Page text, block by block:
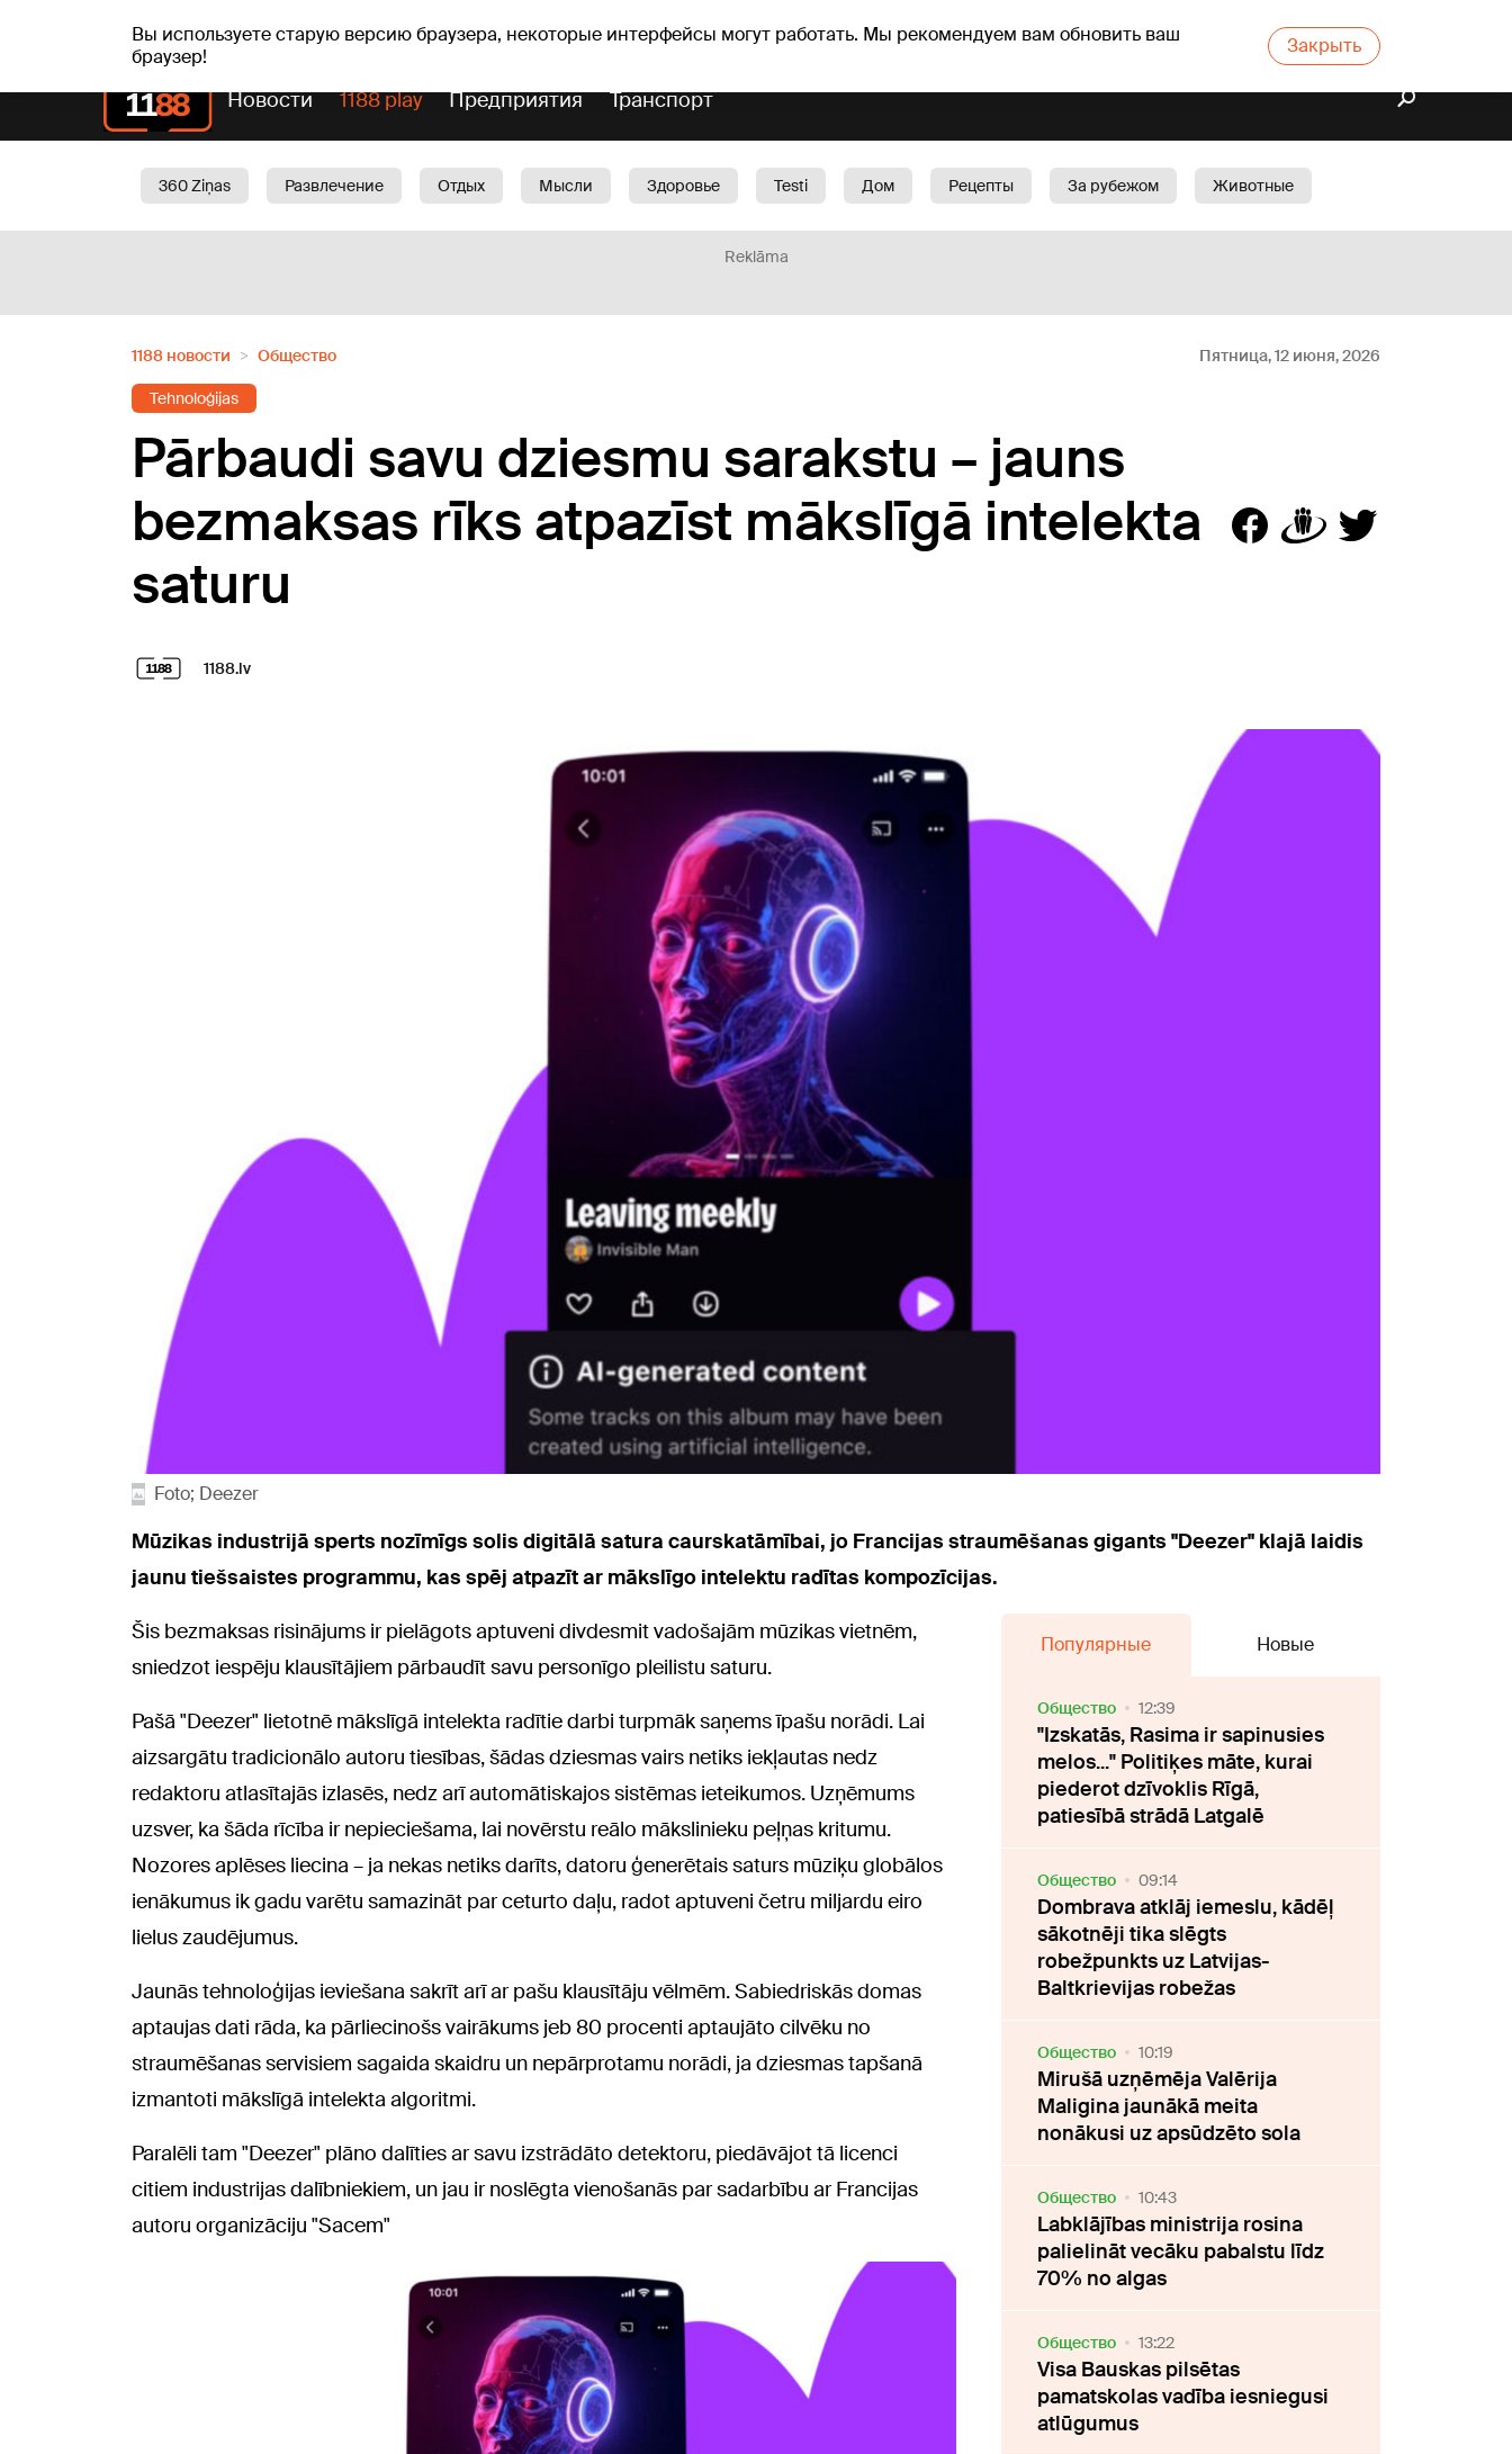
Вы используете старую версию браузера, некоторые интерфейсы могут работать. Мы рекомендуем вам обновить ваш
браузер!
Закрыть
чт, 06.08.2026. +21°C Alfrēds, Fredis, Madars Прогноз погоды Гороскопы
Новости 1188 play Предприятия Транспорт
360 Ziņas Развлечение Отдых Мысли Здоровье Testi Дом Рецепты За рубежом
Животные
Reklāma
1188 новости Oбщество Пятница, 12 июня, 2026
Tehnoloģijas
Pārbaudi savu dziesmu sarakstu – jauns
bezmaksas rīks atpazīst mākslīgā intelekta
saturu
1188.lv
Foto; Deezer
Mūzikas industrijā sperts nozīmīgs solis digitālā satura caurskatāmībai, jo Francijas straumēšanas gigants "Deezer" klajā laidis
jaunu tiešsaistes programmu, kas spēj atpazīt ar mākslīgo intelektu radītas kompozīcijas.
Šis bezmaksas risinājums ir pielāgots aptuveni divdesmit vadošajām mūzikas vietnēm,
sniedzot iespēju klausītājiem pārbaudīt savu personīgo pleilistu saturu.
Pašā "Deezer" lietotnē mākslīgā intelekta radītie darbi turpmāk saņems īpašu norādi. Lai
aizsargātu tradicionālo autoru tiesības, šādas dziesmas vairs netiks iekļautas nedz
redaktoru atlasītajās izlasēs, nedz arī automātiskajos sistēmas ieteikumos. Uzņēmums
uzsver, ka šāda rīcība ir nepieciešama, lai novērstu reālo mākslinieku peļņas kritumu.
Nozores aplēses liecina – ja nekas netiks darīts, datoru ģenerētais saturs mūziķu globālos
ienākumus ik gadu varētu samazināt par ceturto daļu, radot aptuveni četru miljardu eiro
lielus zaudējumus.
Jaunās tehnoloģijas ieviešana sakrīt arī ar pašu klausītāju vēlmēm. Sabiedriskās domas
aptaujas dati rāda, ka pārliecinošs vairākums jeb 80 procenti aptaujāto cilvēku no
straumēšanas servisiem sagaida skaidru un nepārprotamu norādi, ja dziesmas tapšanā
izmantoti mākslīgā intelekta algoritmi.
Paralēli tam "Deezer" plāno dalīties ar savu izstrādāto detektoru, piedāvājot tā licenci
citiem industrijas dalībniekiem, un jau ir noslēgta vienošanās par sadarbību ar Francijas
autoru organizāciju "Sacem"
Популярные Новые
Oбщество 12:39
"Izskatās, Rasima ir sapinusies
melos..." Politiķes māte, kurai
piederot dzīvoklis Rīgā,
patiesībā strādā Latgalē
Oбщество 09:14
Dombrava atklāj iemeslu, kādēļ
sākotnēji tika slēgts
robežpunkts uz Latvijas-
Baltkrievijas robežas
Oбщество 10:19
Mirušā uzņēmēja Valērija
Maligina jaunākā meita
nonākusi uz apsūdzēto sola
Oбщество 10:43
Labklājības ministrija rosina
palielināt vecāku pabalstu līdz
70% no algas
Oбщество 13:22
Visa Bauskas pilsētas
pamatskolas vadība iesniegusi
atlūgumus